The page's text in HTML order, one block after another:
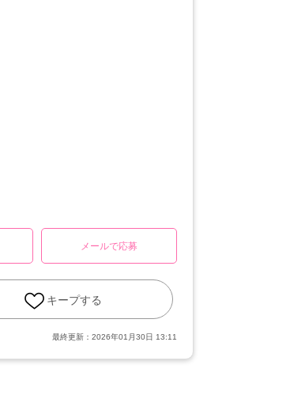
メールで応募
キープする
最終更新： 2026年01月30日 13:11